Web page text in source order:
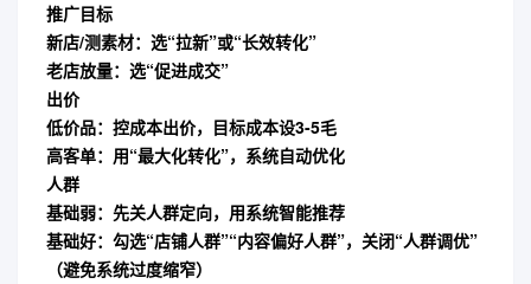
推广目标
新店/测素材：选“拉新”或“长效转化”
老店放量：选“促进成交”
出价
低价品：控成本出价，目标成本设3-5毛
高客单：用“最大化转化”，系统自动优化
人群
基础弱：先关人群定向，用系统智能推荐
基础好：勾选“店铺人群”“内容偏好人群”， 关闭“人群调优”
（避免系统过度缩窄）